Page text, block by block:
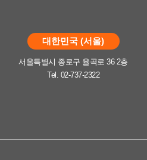
대한민국 (서울)
서울특별시 종로구 율곡로 36 2층
Tel. 02-737-2322